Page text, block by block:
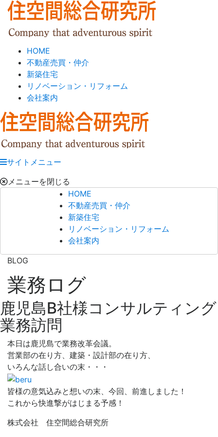
HOME
不動産売買・仲介
新築住宅
リノベーション・リフォーム
会社案内
サイトメニュー
メニューを閉じる
HOME
不動産売買・仲介
新築住宅
リノベーション・リフォーム
会社案内
BLOG
業務ログ
鹿児島B社様コンサルティング
業務訪問
本日は鹿児島で業務改革会議。
営業部の在り方、建築・設計部の在り方、
いろんな話し合いの末・・・
皆様の意気込みと想いの末、今回、前進しました！
これから快進撃がはじまる予感！
株式会社 住空間総合研究所